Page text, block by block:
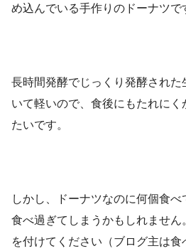
め込んでいる手作りのドーナツで
長時間発酵でじっくり発酵された
いて軽いので、食後にもたれに
たいです。
しかし、ドーナツなのに何個食べ
食べ過ぎてしまうかもしれませ
を付けてください（ブログ主は食